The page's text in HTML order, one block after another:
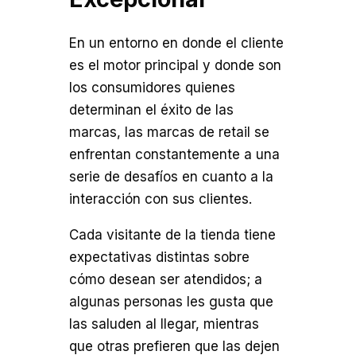
En un entorno en donde el cliente
es el motor principal y donde son
los consumidores quienes
determinan el éxito de las
marcas, las marcas de retail se
enfrentan constantemente a una
serie de desafíos en cuanto a la
interacción con sus clientes.
Cada visitante de la tienda tiene
expectativas distintas sobre
cómo desean ser atendidos; a
algunas personas les gusta que
las saluden al llegar, mientras
que otras prefieren que las dejen